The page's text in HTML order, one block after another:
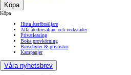
Köpa
Köpa
Hitta återförsäljare
Alla återförsäljare och verkstäder
Privatleasing
Boka provkörning
Broschyrer & prislistor
Kampanjer
Våra nyhetsbrev